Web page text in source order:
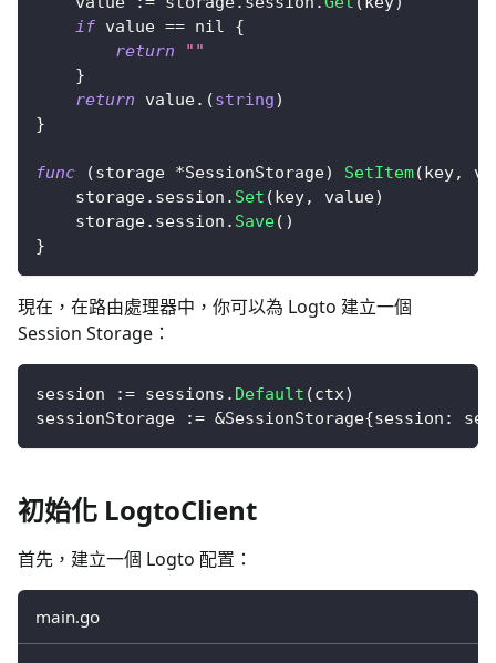
if value == nil
{
return
""
}
return value. (string)
}
func (storage *SessionStorage) SetItem(key,
	storage
. session . Set (key, value)
	storage
. session . Save( )
}
現在，在路由處理器中，你可以為 Logto 建立一個
Session Storage：
session := sessions . Default (ctx)
sessionStorage
:= &SessionStorage{session :
初始化 LogtoClient
首先，建立一個 Logto 配置：
main.go